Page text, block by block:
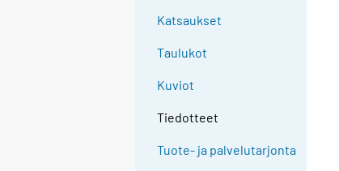
Katsaukset
Taulukot
Kuviot
Tiedotteet
Tuote- ja palvelutarjonta